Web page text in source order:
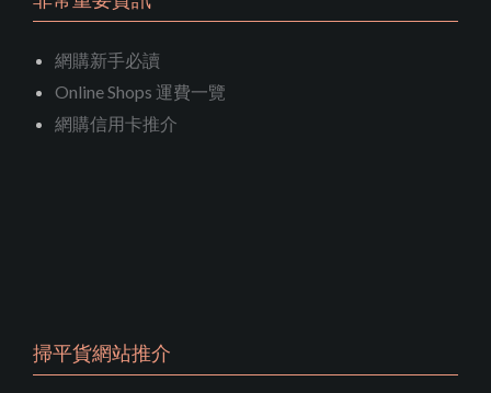
網購新手必讀
Online Shops 運費一覽
網購信用卡推介
掃平貨網站推介